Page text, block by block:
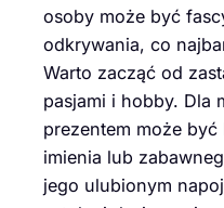
osoby może być
odkrywania, co
Warto zacząć od
pasjami i hobby. Dla
prezentem może
imienia lub
jego ulubionym